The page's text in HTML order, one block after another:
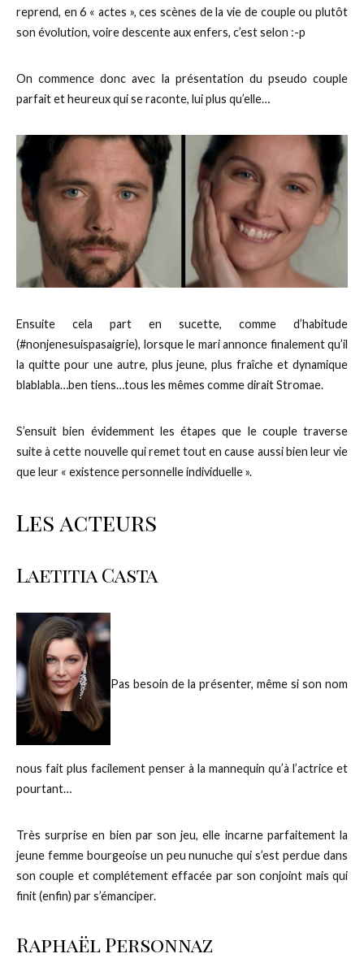
reprend, en 6 « actes », ces scènes de la vie de couple ou plutôt
son évolution, voire descente aux enfers, c’est selon :-p
On commence donc avec la présentation du pseudo couple
parfait et heureux qui se raconte, lui plus qu’elle…
Ensuite cela part en sucette, comme d’habitude
(#nonjenesuispasaigrie), lorsque le mari annonce finalement qu’il
la quitte pour une autre, plus jeune, plus fraîche et dynamique
blablabla…ben tiens…tous les mêmes comme dirait Stromae.
S’ensuit bien évidemment les étapes que le couple traverse
suite à cette nouvelle qui remet tout en cause aussi bien leur vie
que leur « existence personnelle individuelle ».
Les acteurs
Laetitia Casta
Pas besoin de la présenter, même si son nom
nous fait plus facilement penser à la mannequin qu’à l’actrice et
pourtant…
Très surprise en bien par son jeu, elle incarne parfaitement la
jeune femme bourgeoise un peu nunuche qui s’est perdue dans
son couple et complétement effacée par son conjoint mais qui
finit (enfin) par s’émanciper.
Raphaël Personnaz